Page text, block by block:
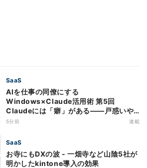
SaaS
AIを仕事の同僚にする
Windows×Claude活用術 第5回
Claudeには「癖」がある――戸惑いや
すい7つの仕様
5分前 連載
SaaS
お寺にもDXの波 - 一畑寺など山陰5社が
明かしたkintone導入の効果